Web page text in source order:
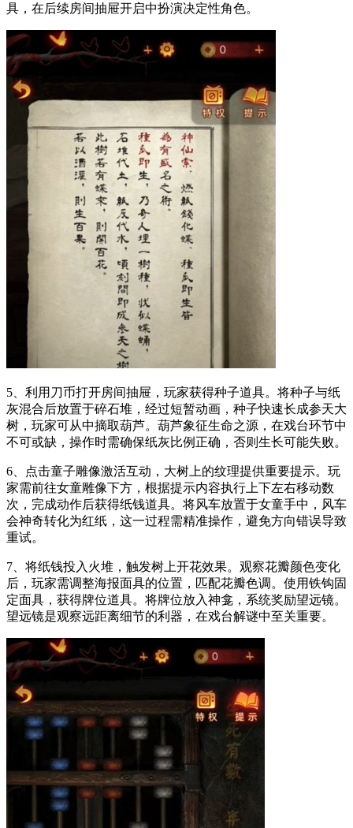
具，在后续房间抽屉开启中扮演决定性角色。
5、利用刀币打开房间抽屉，玩家获得种子道具。将种子与纸
灰混合后放置于碎石堆，经过短暂动画，种子快速长成参天大
树，玩家可从中摘取葫芦。葫芦象征生命之源，在戏台环节中
不可或缺，操作时需确保纸灰比例正确，否则生长可能失败。
6、点击童子雕像激活互动，大树上的纹理提供重要提示。玩
家需前往女童雕像下方，根据提示内容执行上下左右移动数
次，完成动作后获得纸钱道具。将风车放置于女童手中，风车
会神奇转化为红纸，这一过程需精准操作，避免方向错误导致
重试。
7、将纸钱投入火堆，触发树上开花效果。观察花瓣颜色变化
后，玩家需调整海报面具的位置，匹配花瓣色调。使用铁钩固
定面具，获得牌位道具。将牌位放入神龛，系统奖励望远镜。
望远镜是观察远距离细节的利器，在戏台解谜中至关重要。